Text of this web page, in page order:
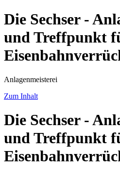
Die Sechser -
und Treffpunkt
Anlagenmeisterei
Zum Inhalt
Die Sechser -
und Treffpunkt